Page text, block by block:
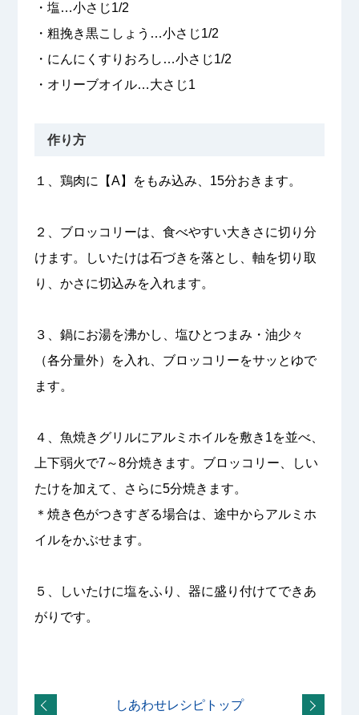
・塩…小さじ1/2
・粗挽き黒こしょう…小さじ1/2
・にんにくすりおろし…小さじ1/2
・オリーブオイル…大さじ1
作り方
１、鶏肉に【A】をもみ込み、15分おきます。
２、ブロッコリーは、食べやすい大きさに切り分
けます。しいたけは石づきを落とし、軸を切り取
り、かさに切込みを入れます。
３、鍋にお湯を沸かし、塩ひとつまみ・油少々
（各分量外）を入れ、ブロッコリーをサッとゆで
ます。
４、魚焼きグリルにアルミホイルを敷き1を並べ、
上下弱火で7～8分焼きます。ブロッコリー、しい
たけを加えて、さらに5分焼きます。
＊焼き色がつきすぎる場合は、途中からアルミホ
イルをかぶせます。
５、しいたけに塩をふり、器に盛り付けてできあ
がりです。
しあわせレシピトップ